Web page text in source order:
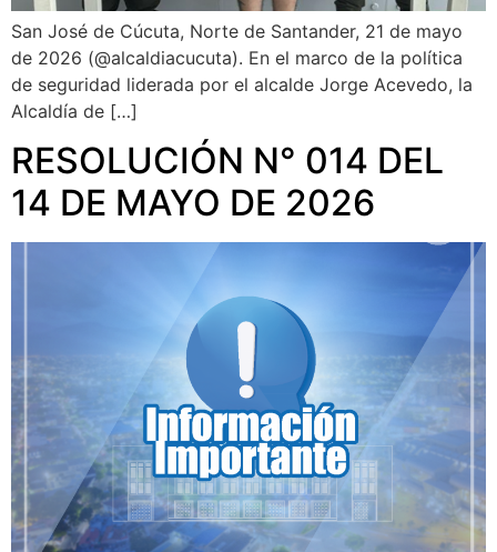
San José de Cúcuta, Norte de Santander, 21 de mayo
de 2026 (@alcaldiacucuta). En el marco de la política
de seguridad liderada por el alcalde Jorge Acevedo, la
Alcaldía de […]
RESOLUCIÓN N° 014 DEL
14 DE MAYO DE 2026